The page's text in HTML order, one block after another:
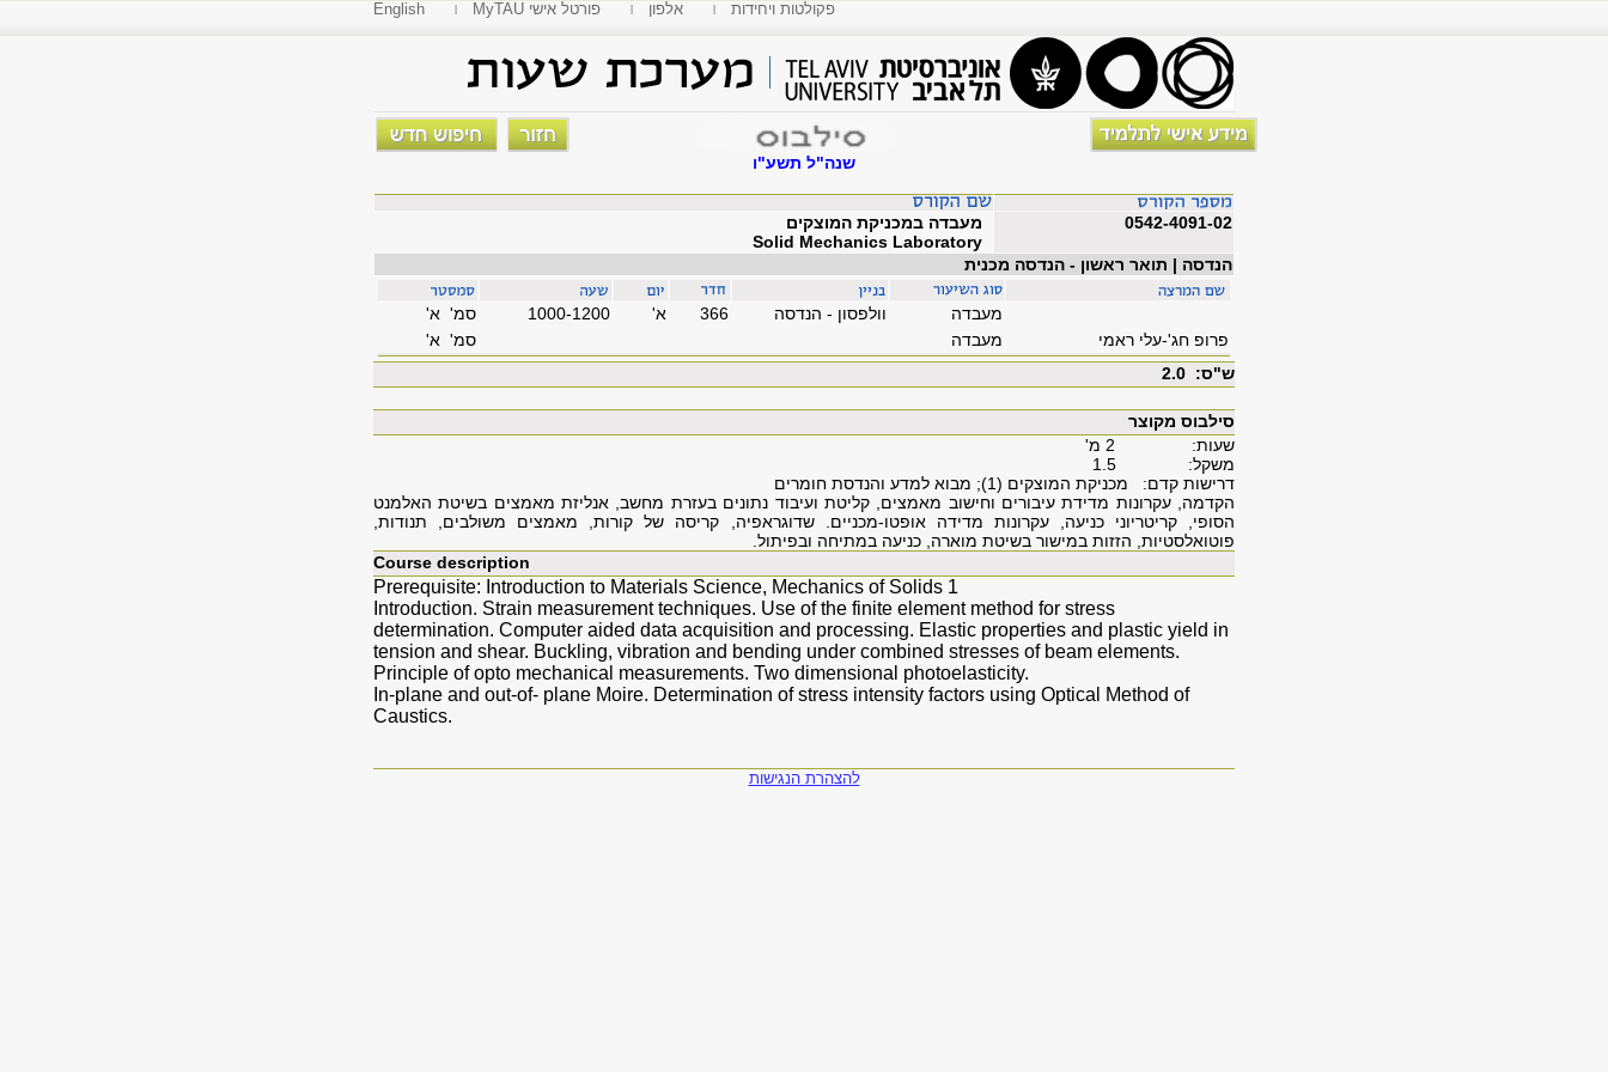
English MyTAU פורטל אישי אלפון פקולטות ויחידות
שנה"ל תשע"ו
מעבדה במכניקת המוצקים
Solid Mechanics Laboratory
0542-4091-02
הנדסה | תואר ראשון - הנדסה מכנית
סמ' א' 1000-1200 'א 366 וולפסון - הנדסה
מעבדה
סמ' א'
מעבדה
פרופ חג'-עלי ראמי
ש"ס: 2.0
סילבוס מקוצר
שעות: 2 מ'
משקל: 1.5
דרישות קדם: מכניקת המוצקים (1); מבוא למדע והנדסת חומרים
הקדמה, עקרונות מדידת עיבורים וחישוב מאמצים, קליטת ועיבוד נתונים בעזרת מחשב, אנליזת מאמצים בשיטת האלמנט
הסופי, קריטריוני כניעה, עקרונות מדידה אופטו-מכניים. שדוגראפיה, קריסה של קורות, מאמצים משולבים, תנודות,
פוטואלסטיות, הזזות במישור בשיטת מוארה, כניעה במתיחה ובפיתול.
Course description
Prerequisite: Introduction to Materials Science, Mechanics of Solids 1
Introduction. Strain measurement techniques. Use of the finite element method for stress
determination. Computer aided data acquisition and processing. Elastic properties and plastic yield in
tension and shear. Buckling, vibration and bending under combined stresses of beam elements.
Principle of opto mechanical measurements. Two dimensional photoelasticity.
In-plane and out-of- plane Moire. Determination of stress intensity factors using Optical Method of
Caustics.
להצהרת הנגישות